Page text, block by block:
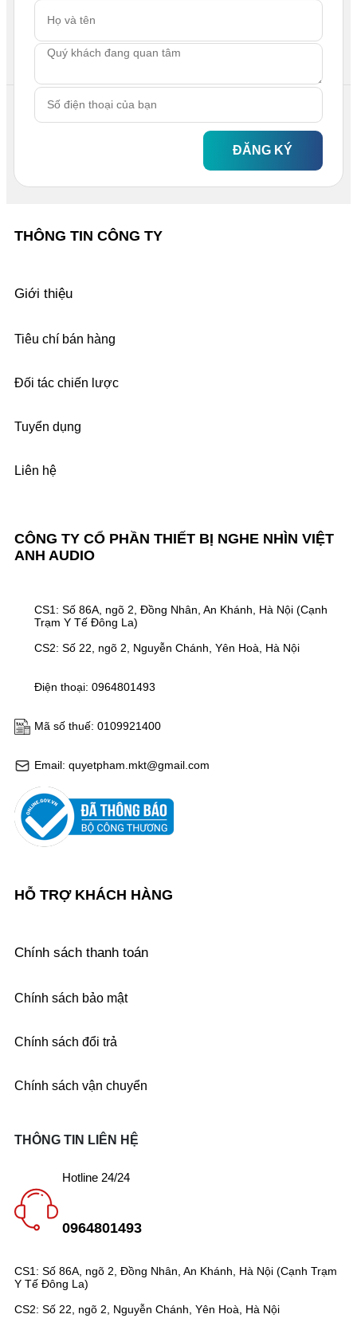
ĐĂNG KÝ
CÔNG TY CỔ PHẦN THIẾT BỊ NGHE NHÌN VIỆT
ANH AUDIO
Email: quyetpham.mkt@gmail.com
Mã số thuế: 0109921400
Điện thoại: 0964801493
CS1: Số 86A, ngõ 2, Đồng Nhân, An Khánh, Hà Nội (Cạnh
Trạm Y Tế Đông La)
CS2: Số 22, ngõ 2, Nguyễn Chánh, Yên Hoà, Hà Nội
THÔNG TIN CÔNG TY
Giới thiệu
Tiêu chí bán hàng
Đối tác chiến lược
Tuyển dụng
Liên hệ
HỖ TRỢ KHÁCH HÀNG
Chính sách thanh toán
Chính sách bảo mật
Chính sách đổi trả
Chính sách vận chuyển
CS1: Số 86A, ngõ 2, Đồng Nhân, An Khánh, Hà Nội (Cạnh Trạm
Y Tế Đông La)
CS2: Số 22, ngõ 2, Nguyễn Chánh, Yên Hoà, Hà Nội
THÔNG TIN LIÊN HỆ
Hotline 24/24
0964801493